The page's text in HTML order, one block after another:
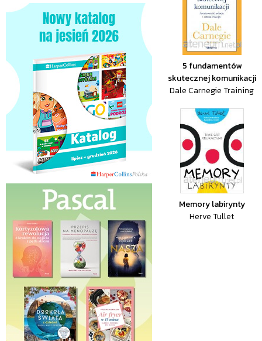
5 fundamentów
skutecznej komunikacji
Dale Carnegie Training
Memory labirynty
Herve Tullet